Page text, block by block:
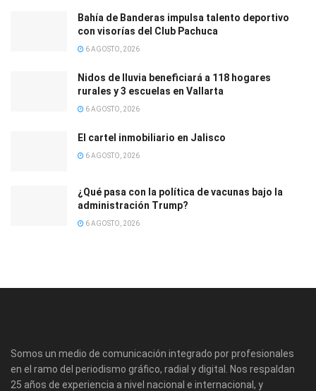
Bahía de Banderas impulsa talento deportivo
con visorías del Club Pachuca
6 AGOSTO, 2026
Nidos de lluvia beneficiará a 118 hogares
rurales y 3 escuelas en Vallarta
6 AGOSTO, 2026
El cartel inmobiliario en Jalisco
6 AGOSTO, 2026
¿Qué pasa con la política de vacunas bajo la
administración Trump?
6 AGOSTO, 2026
Somos un medio de comunicación integrado por profesionales
en el ramo del periodismo gráfico, radial y digital. Nos respaldan
25 años de experiencia a nivel nacional e internacional, y